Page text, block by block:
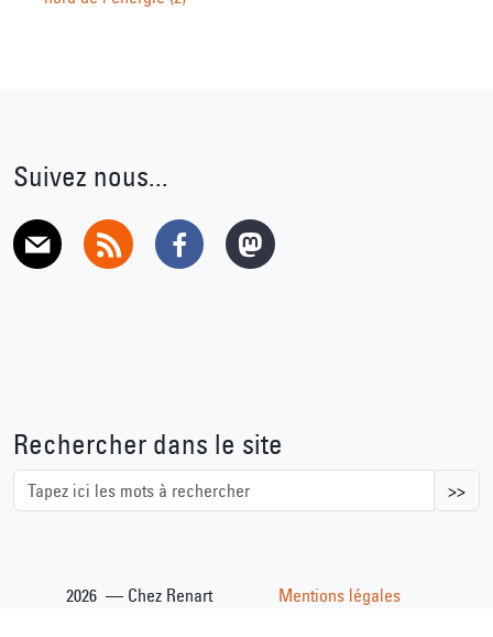
Suivez nous...
Rechercher dans le site
>>
2026 — Chez Renart Mentions légales